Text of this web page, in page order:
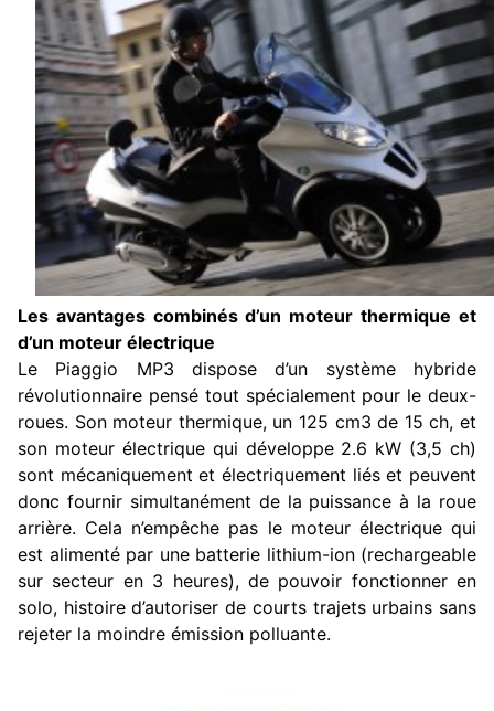
Les avantages combinés d’un moteur thermique et
d’un moteur électrique
Le Piaggio MP3 dispose d’un système hybride
révolutionnaire pensé tout spécialement pour le deux-
roues. Son moteur thermique, un 125 cm3 de 15 ch, et
son moteur électrique qui développe 2.6 kW (3,5 ch)
sont mécaniquement et électriquement liés et peuvent
donc fournir simultanément de la puissance à la roue
arrière. Cela n’empêche pas le moteur électrique qui
est alimenté par une batterie lithium-ion (rechargeable
sur secteur en 3 heures), de pouvoir fonctionner en
solo, histoire d’autoriser de courts trajets urbains sans
rejeter la moindre émission polluante.